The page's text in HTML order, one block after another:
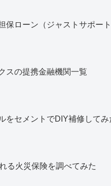
保ローン（ジャストサポー
スの提携金融機関一覧
をセメントでDIY補修してみ
る火災保険を調べてみた